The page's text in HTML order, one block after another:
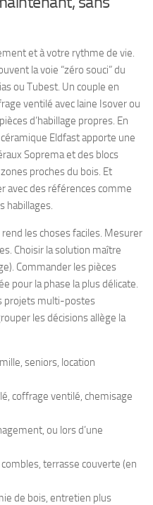
et à votre rythme de vie.
la voie “zéro souci” du
ou Tubest. Un couple en
ventilé avec laine Isover ou
d’habillage propres. En
Eldfast apporte une
Soprema et des blocs
proches du bois. Et
avec des références comme
habillages.
les choses faciles. Mesurer
Choisir la solution maître
Commander les pièces
pour la phase la plus délicate.
projets multi-postes
les décisions allège la
seniors, location
coffrage ventilé, chemisage
ou lors d’une
terrasse couverte (en
de bois, entretien plus